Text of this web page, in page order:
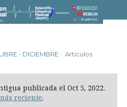
- DICIEMBRE / Artículos
publicada el Oct 5, 2022.
reciente.